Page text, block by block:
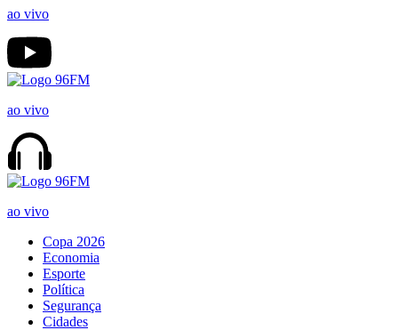
ao vivo
ao vivo
ao vivo
Copa 2026
Economia
Esporte
Política
Segurança
Cidades